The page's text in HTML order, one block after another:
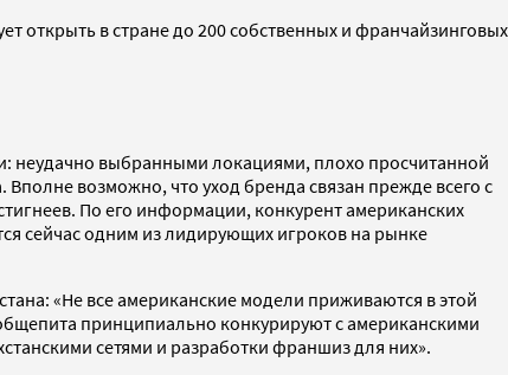
открыть в стране до 200 собственных и франчайзинговых
неудачно выбранными локациями, плохо просчитанной
возможно, что уход бренда связан прежде всего с
По его информации, конкурент американских
сейчас одним из лидирующих игроков на рынке
«Не все американские модели приживаются в этой
принципиально конкурируют с американскими
сетями и разработки франшиз для них».